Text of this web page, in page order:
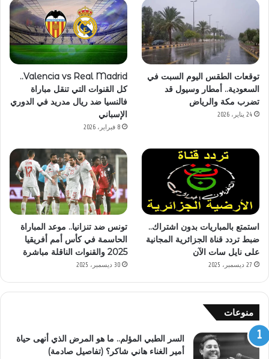
توقعات الطقس اليوم السبت في
السعودية.. أمطار وسيول قد
تضرب مكة والرياض
24 يناير، 2026
Valencia vs Real Madrid..
كل القنوات التي تنقل مباراة
فالنسيا ضد ريال مدريد في الدوري
الإسباني
8 فبراير، 2026
استمتع بالمباريات بدون اشتراك..
ضبط تردد قناة الجزائرية المجانية
على نايل سات الآن
27 ديسمبر، 2025
تونس ضد تنزانيا.. موعد المباراة
الحاسمة في كأس أمم أفريقيا
2025 والقنوات الناقلة مباشرة
30 ديسمبر، 2025
منوعات
السر الطبي المؤلم.. ما هو المرض الذي أنهى حياة
أمير الغناء هاني شاكر؟ (تفاصيل صادمة)